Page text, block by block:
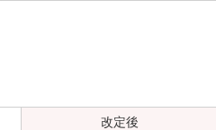
改定後